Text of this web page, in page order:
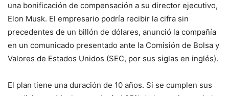
una bonificación de compensación a su director ejecutivo,
Elon Musk. El empresario podría recibir la cifra sin
precedentes de un billón de dólares, anunció la compañía
en un comunicado presentado ante la Comisión de Bolsa y
Valores de Estados Unidos (SEC, por sus siglas en inglés).
El plan tiene una duración de 10 años. Si se cumplen sus